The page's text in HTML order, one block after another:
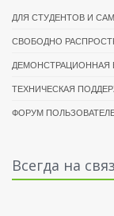
ДЛЯ СТУДЕНТОВ И
СВОБОДНО
ДЕМОНСТРАЦИОННАЯ
ТЕХНИЧЕСКАЯ
ФОРУМ
Всегда на